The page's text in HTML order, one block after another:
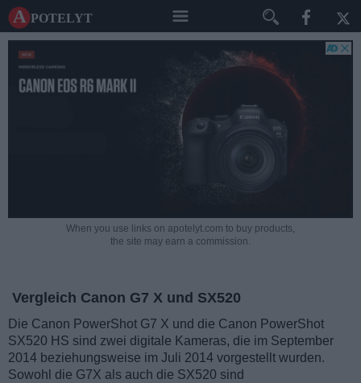
A potelyt
When you use links on apotelyt.com to buy products,
the site may earn a commission.
Vergleich Canon G7 X und SX520
Die Canon PowerShot G7 X und die Canon PowerShot
SX520 HS sind zwei digitale Kameras, die im September
2014 beziehungsweise im Juli 2014 vorgestellt wurden.
Sowohl die G7X als auch die SX520 sind